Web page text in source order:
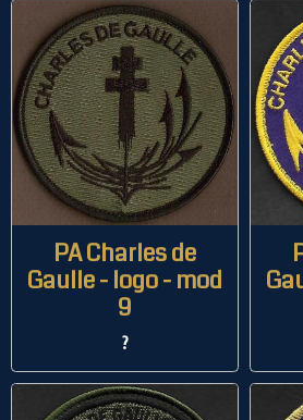
PA Charles de
Gaulle - logo - mod
9
?